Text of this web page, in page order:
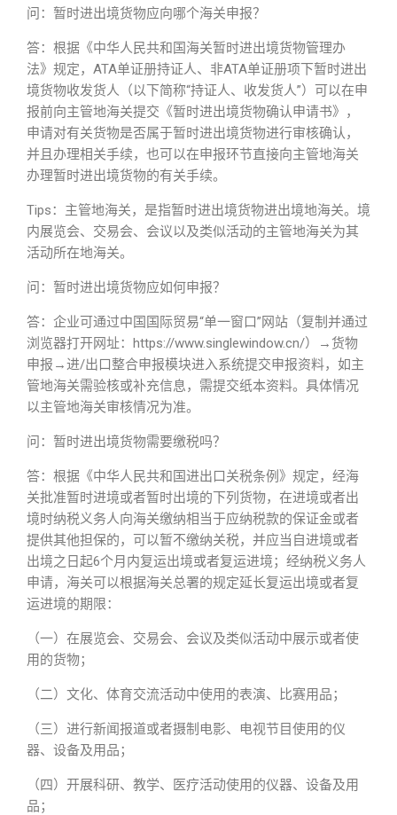
问：暂时进出境货物应向哪个海关申报？
答：根据《中华人民共和国海关暂时进出境货物管理办
法》规定，ATA单证册持证人、非ATA单证册项下暂时进出
境货物收发货人（以下简称“持证人、收发货人”）可以在申
报前向主管地海关提交《暂时进出境货物确认申请书》，
申请对有关货物是否属于暂时进出境货物进行审核确认，
并且办理相关手续，也可以在申报环节直接向主管地海关
办理暂时进出境货物的有关手续。
Tips：主管地海关，是指暂时进出境货物进出境地海关。境
内展览会、交易会、会议以及类似活动的主管地海关为其
活动所在地海关。
问：暂时进出境货物应如何申报？
答：企业可通过中国国际贸易“单一窗口”网站（复制并通过
浏览器打开网址：https://www.singlewindow.cn/）→货物
申报→进/出口整合申报模块进入系统提交申报资料，如主
管地海关需验核或补充信息，需提交纸本资料。具体情况
以主管地海关审核情况为准。
问：暂时进出境货物需要缴税吗？
答：根据《中华人民共和国进出口关税条例》规定，经海
关批准暂时进境或者暂时出境的下列货物，在进境或者出
境时纳税义务人向海关缴纳相当于应纳税款的保证金或者
提供其他担保的，可以暂不缴纳关税，并应当自进境或者
出境之日起6个月内复运出境或者复运进境；经纳税义务人
申请，海关可以根据海关总署的规定延长复运出境或者复
运进境的期限：
（一）在展览会、交易会、会议及类似活动中展示或者使
用的货物；
（二）文化、体育交流活动中使用的表演、比赛用品；
（三）进行新闻报道或者摄制电影、电视节目使用的仪
器、设备及用品；
（四）开展科研、教学、医疗活动使用的仪器、设备及用
品；